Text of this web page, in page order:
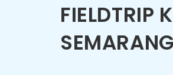
FIELDTRIP
SEMARANG